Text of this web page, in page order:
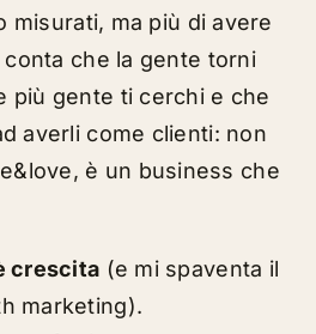
misurati, ma più di avere
che la gente torni
più gente ti cerchi e che
averli come clienti: non
è un business che
crescita (e mi spaventa il
marketing).